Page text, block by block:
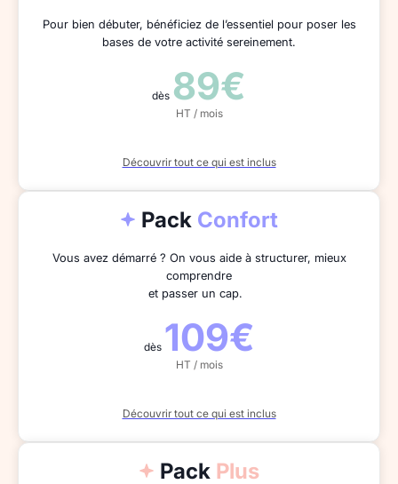
Pour bien débuter, bénéficiez de l’essentiel pour poser les
bases de votre activité sereinement.
dès 89€
HT / mois
Découvrir tout ce qui est inclus
Pack Confort
Vous avez démarré ? On vous aide à structurer, mieux
comprendre
et passer un cap.
dès 109€
HT / mois
Découvrir tout ce qui est inclus
Pack Plus